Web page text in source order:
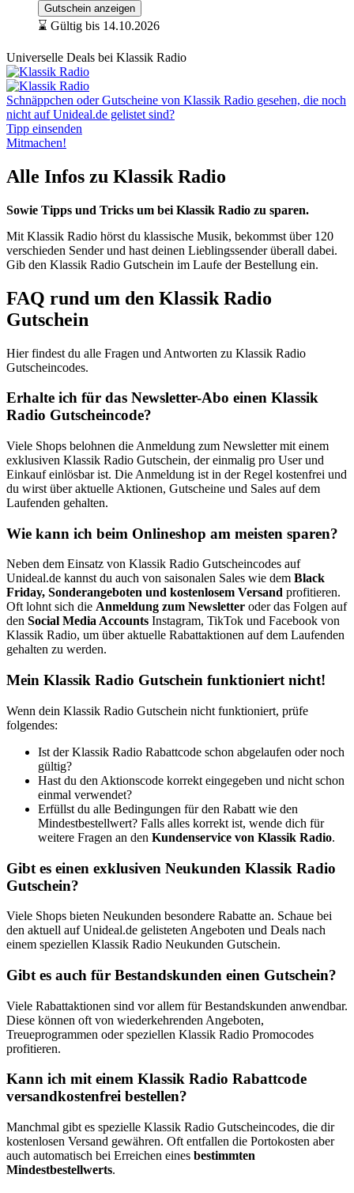
Gutschein anzeigen
⌛ Gültig bis 14.10.2026
Universelle Deals bei Klassik Radio
Schnäppchen oder Gutscheine von Klassik Radio gesehen, die noch
nicht auf Unideal.de gelistet sind?
Tipp einsenden
Mitmachen!
Alle Infos zu Klassik Radio
Sowie Tipps und Tricks um bei Klassik Radio zu sparen.
Mit Klassik Radio hörst du klassische Musik, bekommst über 120
verschieden Sender und hast deinen Lieblingssender überall dabei.
Gib den Klassik Radio Gutschein im Laufe der Bestellung ein.
FAQ rund um den Klassik Radio
Gutschein
Hier findest du alle Fragen und Antworten zu Klassik Radio
Gutscheincodes.
Erhalte ich für das Newsletter-Abo einen Klassik
Radio Gutscheincode?
Viele Shops belohnen die Anmeldung zum Newsletter mit einem
exklusiven Klassik Radio Gutschein, der einmalig pro User und
Einkauf einlösbar ist. Die Anmeldung ist in der Regel kostenfrei und
du wirst über aktuelle Aktionen, Gutscheine und Sales auf dem
Laufenden gehalten.
Wie kann ich beim Onlineshop am meisten sparen?
Neben dem Einsatz von Klassik Radio Gutscheincodes auf
Unideal.de kannst du auch von saisonalen Sales wie dem Black
Friday, Sonderangeboten und kostenlosem Versand profitieren.
Oft lohnt sich die Anmeldung zum Newsletter oder das Folgen auf
den Social Media Accounts Instagram, TikTok und Facebook von
Klassik Radio, um über aktuelle Rabattaktionen auf dem Laufenden
gehalten zu werden.
Mein Klassik Radio Gutschein funktioniert nicht!
Wenn dein Klassik Radio Gutschein nicht funktioniert, prüfe
folgendes:
Ist der Klassik Radio Rabattcode schon abgelaufen oder noch
gültig?
Hast du den Aktionscode korrekt eingegeben und nicht schon
einmal verwendet?
Erfüllst du alle Bedingungen für den Rabatt wie den
Mindestbestellwert? Falls alles korrekt ist, wende dich für
weitere Fragen an den Kundenservice von Klassik Radio.
Gibt es einen exklusiven Neukunden Klassik Radio
Gutschein?
Viele Shops bieten Neukunden besondere Rabatte an. Schaue bei
den aktuell auf Unideal.de gelisteten Angeboten und Deals nach
einem speziellen Klassik Radio Neukunden Gutschein.
Gibt es auch für Bestandskunden einen Gutschein?
Viele Rabattaktionen sind vor allem für Bestandskunden anwendbar.
Diese können oft von wiederkehrenden Angeboten,
Treueprogrammen oder speziellen Klassik Radio Promocodes
profitieren.
Kann ich mit einem Klassik Radio Rabattcode
versandkostenfrei bestellen?
Manchmal gibt es spezielle Klassik Radio Gutscheincodes, die dir
kostenlosen Versand gewähren. Oft entfallen die Portokosten aber
auch automatisch bei Erreichen eines bestimmten
Mindestbestellwerts.